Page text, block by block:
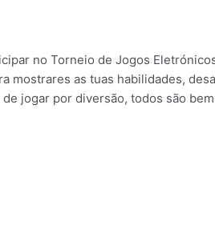
no Torneio de Jogos
mostrares as tuas habilidades,
jogar por diversão, todos são